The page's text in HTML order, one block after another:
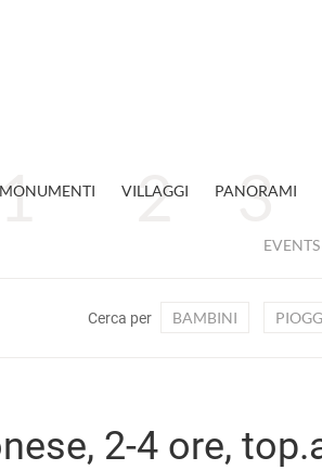
VILLAGGI PANORAMI
EVENTS
Cerca per BAMBINI
2-4 ore,